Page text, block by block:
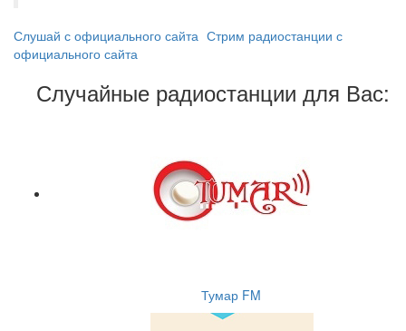
Слушай с официального сайта Стрим радиостанции с
официального сайта
Случайные радиостанции для Вас:
Тумар FM